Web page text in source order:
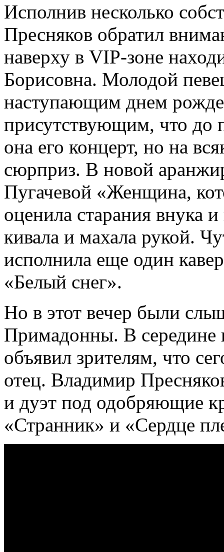
Исполнив несколько
Пресняков обратил
наверху в VIP-зоне
Борисовна. Молодой
наступающим днем
присутствующим, что до
она его концерт, но на
сюрприз. В новой
Пугачевой «Женщина,
оценила старания внука
кивала и махала рукой.
исполнила еще один
«Белый снег».
Но в этот вечер были
Примадонны. В середине
объявил зрителям, что
отец. Владимир
и дуэт под одобряющие
«Странник» и «Сердце